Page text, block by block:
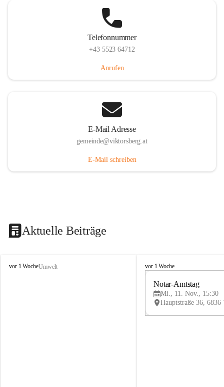
Telefonnummer
+43 5523 64712
Anrufen
E-Mail Adresse
gemeinde@viktorsberg.at
E-Mail schreiben
Aktuelle Beiträge
V
vor 1 WocheUmwelt
V
vor 1 Woche
Notar-Amtstag
Mi., 11. Nov., 15:30